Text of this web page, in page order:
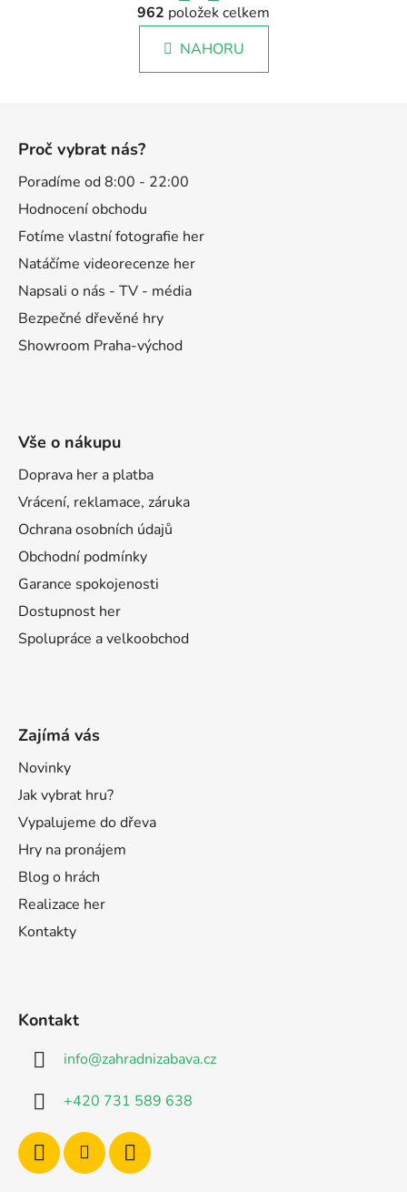
O
v
l
á
k
á
n
k
962 položek celkem
NAHORU
Proč vybrat nás?
Poradíme od 8:00 - 22:00
Hodnocení obchodu
Fotíme vlastní fotografie her
Natáčíme videorecenze her
Napsali o nás - TV - média
Bezpečné dřevěné hry
Showroom Praha-východ
Vše o nákupu
Doprava her a platba
Vrácení, reklamace, záruka
Ochrana osobních údajů
Obchodní podmínky
Garance spokojenosti
Dostupnost her
Spolupráce a velkoobchod
Zajímá vás
Novinky
Jak vybrat hru?
Vypalujeme do dřeva
Hry na pronájem
Blog o hrách
Realizace her
Kontakty
Kontakt
info@zahradnizabava.cz
+420 731 589 638